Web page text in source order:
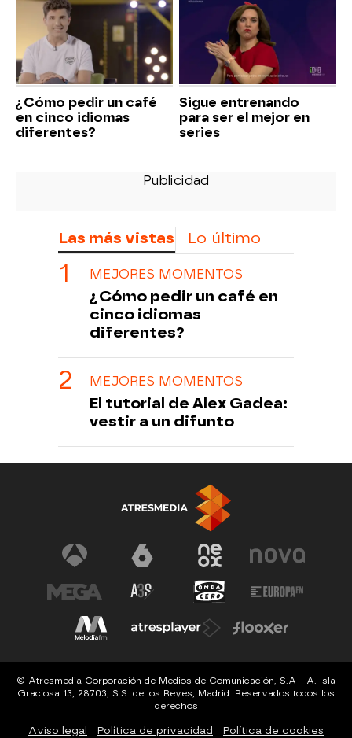
¿Cómo pedir un café
en cinco idiomas
diferentes?
Sigue entrenando
para ser el mejor en
series
Las más vistas Lo último
MEJORES MOMENTOS
¿Cómo pedir un café en
cinco idiomas
diferentes?
MEJORES MOMENTOS
El tutorial de Alex Gadea:
vestir a un difunto
© Atresmedia Corporación de Medios de Comunicación, S.A - A. Isla
Graciosa 13, 28703, S.S. de los Reyes, Madrid. Reservados todos los
derechos
Aviso legal Política de privacidad Política de cookies